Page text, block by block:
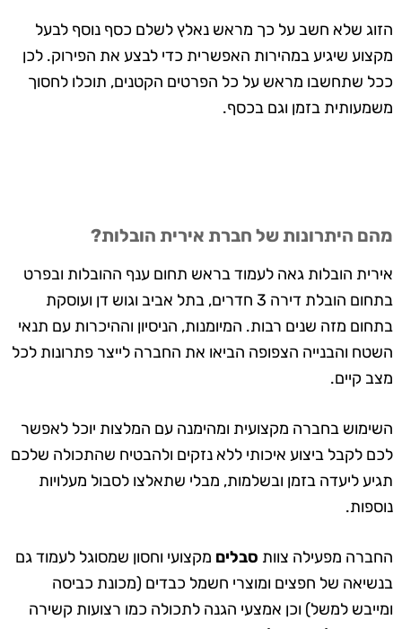
הזוג שלא חשב על כך מראש נאלץ לשלם כסף נוסף לבעל
מקצוע שיגיע במהירות האפשרית כדי לבצע את הפירוק. לכן
ככל שתחשבו מראש על כל הפרטים הקטנים, תוכלו לחסוך
משמעותית בזמן וגם בכסף.
מהם היתרונות של חברת אירית הובלות?
אירית הובלות גאה לעמוד בראש תחום ענף ההובלות ובפרט
בתחום הובלת דירה 3 חדרים, בתל אביב וגוש דן ועוסקת
בתחום מזה שנים רבות. המיומנות, הניסיון וההיכרות עם תנאי
השטח והבנייה הצפופה הביאו את החברה לייצר פתרונות לכל
מצב קיים.
השימוש בחברה מקצועית ומהימנה עם המלצות יוכל לאפשר
לכם לקבל ביצוע איכותי ללא נזקים ולהבטיח שהתכולה שלכם
תגיע ליעדה בזמן ובשלמות, מבלי שתאלצו לסבול מעלויות
נוספות.
החברה מפעילה צוות סבלים מקצועי וחסון שמסוגל לעמוד גם
בנשיאה של חפצים ומוצרי חשמל כבדים (מכונת כביסה
ומייבש למשל) וכן אמצעי הגנה לתכולה כמו רצועות קשירה